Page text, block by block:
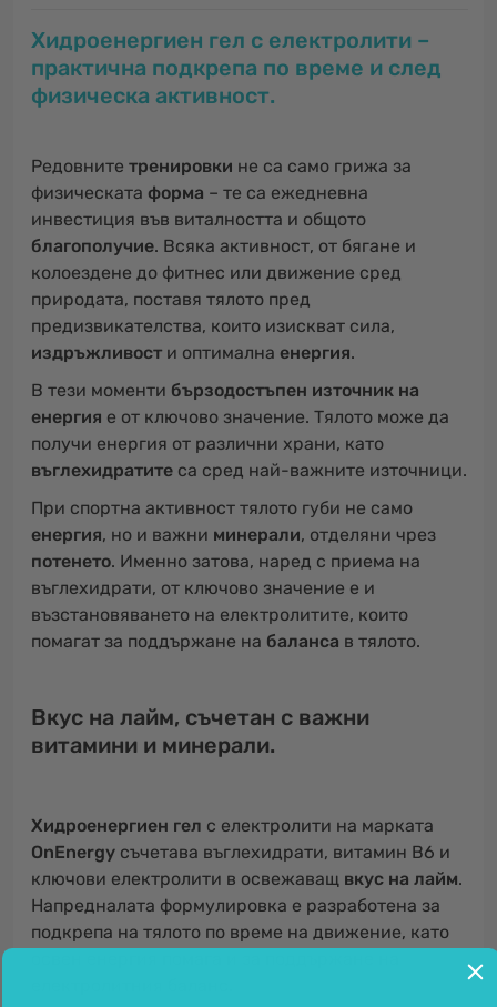
Хидроенергиен гел с електролити –
практична подкрепа по време и след
физическа активност.
Редовните тренировки не са само грижа за
физическата форма – те са ежедневна
инвестиция във виталността и общото
благополучие. Всяка активност, от бягане и
колоездене до фитнес или движение сред
природата, поставя тялото пред
предизвикателства, които изискват сила,
издръжливост и оптимална енергия.
В тези моменти бързодостъпен източник на
енергия е от ключово значение. Тялото може да
получи енергия от различни храни, като
въглехидратите са сред най-важните източници.
При спортна активност тялото губи не само
енергия, но и важни минерали, отделяни чрез
потенето. Именно затова, наред с приема на
въглехидрати, от ключово значение е и
възстановяването на електролитите, които
помагат за поддържане на баланса в тялото.
Вкус на лайм, съчетан с важни
витамини и минерали.
Хидроенергиен гел с електролити на марката
OnEnergy съчетава въглехидрати, витамин B6 и
ключови електролити в освежаващ вкус на лайм.
Напредналата формулировка е разработена за
подкрепа на тялото по време на движение, като